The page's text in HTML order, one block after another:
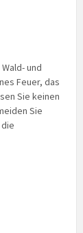
und
Feuer, das
Sie keinen
Sie